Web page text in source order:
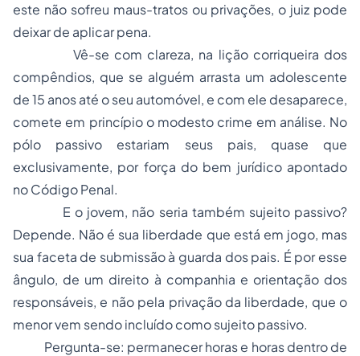
este não sofreu maus-tratos ou privações, o juiz pode
deixar de aplicar pena.
Vê-se com clareza, na lição corriqueira dos
compêndios, que se alguém arrasta um adolescente
de 15 anos até o seu automóvel, e com ele desaparece,
comete em princípio o modesto crime em análise. No
pólo passivo estariam seus pais, quase que
exclusivamente, por força do bem jurídico apontado
no Código Penal.
E o jovem, não seria também sujeito passivo?
Depende. Não é sua liberdade que está em jogo, mas
sua faceta de submissão à guarda dos pais. É por esse
ângulo, de um direito à companhia e orientação dos
responsáveis, e não pela privação da liberdade, que o
menor vem sendo incluído como sujeito passivo.
Pergunta-se: permanecer horas e horas dentro de